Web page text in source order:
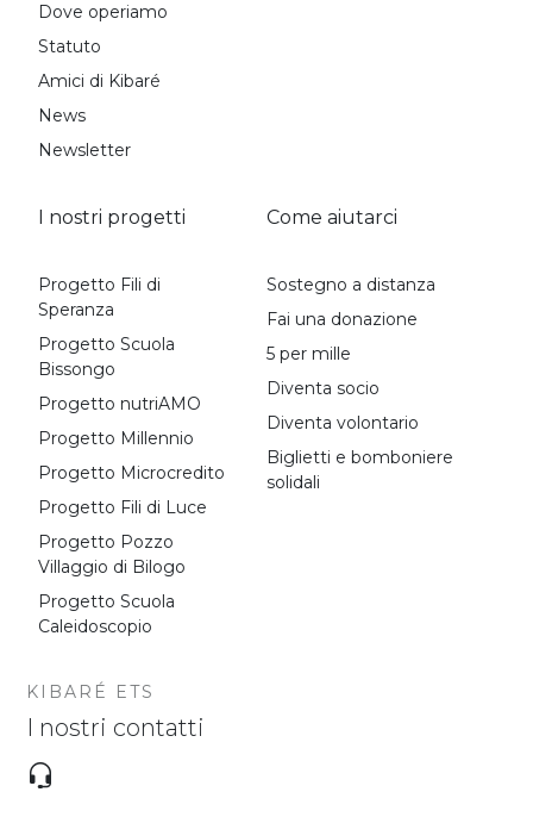
Dove operiamo
Statuto
Amici di Kibaré
News
Newsletter
I nostri progetti
Progetto Fili di
Speranza
Progetto Scuola
Bissongo
Progetto nutriAMO
Progetto Millennio
Progetto Microcredito
Progetto Fili di Luce
Progetto Pozzo
Villaggio di Bilogo
Progetto Scuola
Caleidoscopio
Come aiutarci
Sostegno a distanza
Fai una donazione
5 per mille
Diventa socio
Diventa volontario
Biglietti e bomboniere
solidali
KIBARÉ ETS
I nostri contatti